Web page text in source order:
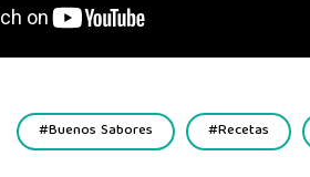
Buenos Sabores Recetas